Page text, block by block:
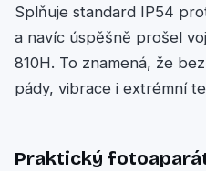
Splňuje standard IP54
a navíc úspěšně prošel
810H. To znamená, že
pády, vibrace i extrémní
Praktický